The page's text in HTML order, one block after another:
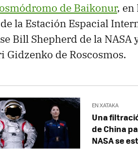
de Baikonur, en
la Estación Espacial
Bill Shepherd de la NASA
Gidzenko de Roscosmos.
EN XATAKA
Una
de China
NASA se